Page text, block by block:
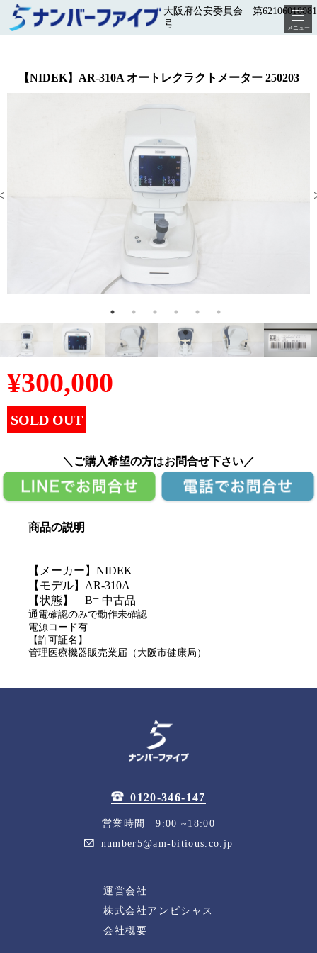
大阪府公安委員会 第
号
メニュー
【NIDEK】AR-310A オートレクラクトメーター 250203
¥300,000
SOLD OUT
＼ご購入希望の方はお問合せ下さい／
商品の説明
【メーカー】NIDEK
【モデル】AR-310A
【状態】 B= 中古品
通電確認のみで動作未確認
電源コード有
【許可証名】
管理医療機器販売業届（大阪市健康局）
0120-346-147
営業時間 9:00 ~18:00
number5@am-bitious.co.jp
運営会社
株式会社アンビシャス
会社概要